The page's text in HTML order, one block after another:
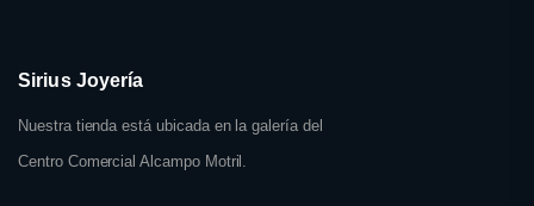
Sirius Joyería
Nuestra tienda está ubicada en la galería del
Centro Comercial Alcampo Motril.